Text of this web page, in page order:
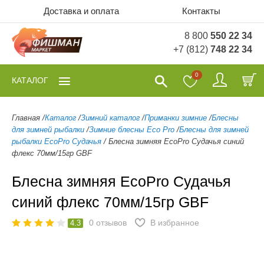
Доставка и оплата Контакты
8 800 550 22 34
+7 (812) 748 22 34
0
КАТАЛОГ
Главная /Каталог /Зимний каталог /Приманки зимние /Блесны
для зимней рыбалки /Зимние блесны Eco Pro /Блесны для зимней
рыбалки EcoPro Судачья / Блесна зимняя EcoPro Судачья синий
флекс 70мм/15гр GBF
Блесна зимняя EcoPro Судачья
синий флекс 70мм/15гр GBF
4.3 0 отзывов В избранное